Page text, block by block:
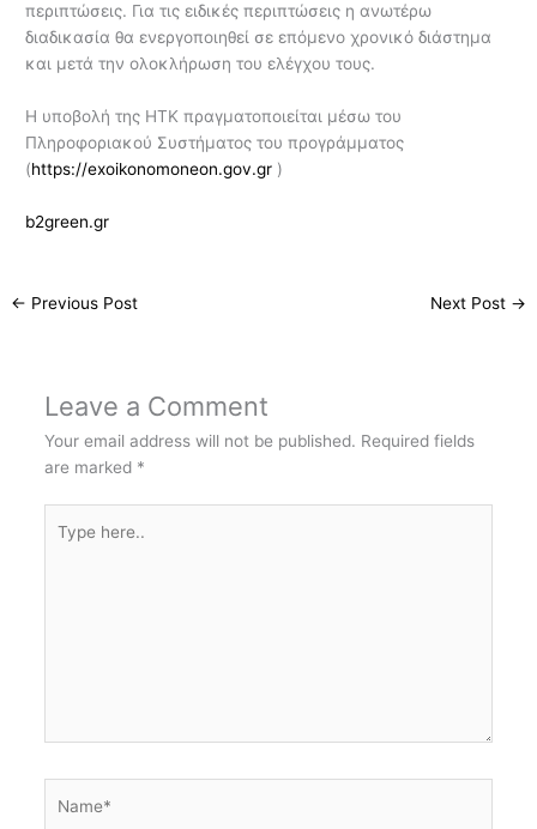
περιπτώσεις. Για τις ειδικές περιπτώσεις η ανωτέρω
διαδικασία θα ενεργοποιηθεί σε επόμενο χρονικό διάστημα
και μετά την ολοκλήρωση του ελέγχου τους.
Η υποβολή της ΗΤΚ πραγματοποιείται μέσω του
Πληροφοριακού Συστήματος του προγράμματος
(https://exoikonomoneon.gov.gr )
b2green.gr
← Previous Post Next Post →
Leave a Comment
Your email address will not be published. Required fields
are marked *
here..